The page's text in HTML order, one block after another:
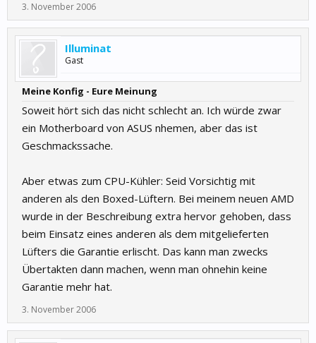
3. November 2006
Illuminat
Gast
Meine Konfig - Eure Meinung
Soweit hört sich das nicht schlecht an. Ich würde zwar
ein Motherboard von ASUS nhemen, aber das ist
Geschmackssache.
Aber etwas zum CPU-Kühler: Seid Vorsichtig mit
anderen als den Boxed-Lüftern. Bei meinem neuen AMD
wurde in der Beschreibung extra hervor gehoben, dass
beim Einsatz eines anderen als dem mitgelieferten
Lüfters die Garantie erlischt. Das kann man zwecks
Übertakten dann machen, wenn man ohnehin keine
Garantie mehr hat.
3. November 2006